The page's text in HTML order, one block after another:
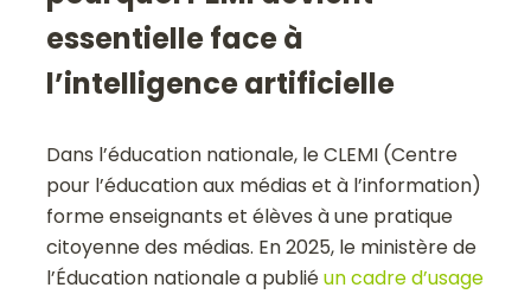
essentielle face à
l’intelligence artificielle
Dans l’éducation nationale, le CLEMI (Centre
pour l’éducation aux médias et à l’information)
forme enseignants et élèves à une pratique
citoyenne des médias. En 2025, le ministère de
l’Éducation nationale a publiéun cadre d’usage